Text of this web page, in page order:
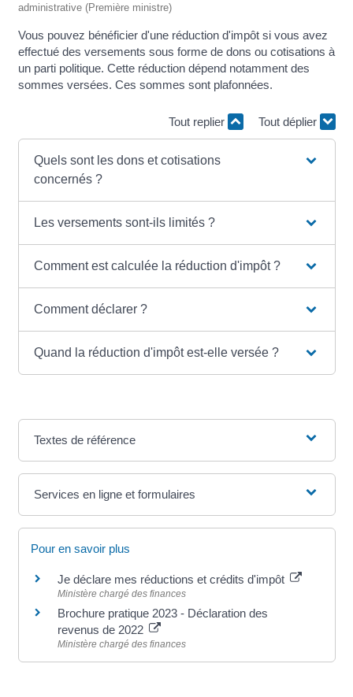
administrative (Première ministre)
Vous pouvez bénéficier d'une réduction d'impôt si vous avez
effectué des versements sous forme de dons ou cotisations à
un parti politique. Cette réduction dépend notamment des
sommes versées. Ces sommes sont plafonnées.
Tout replier Tout déplier
Quels sont les dons et cotisations
concernés ?
Les versements sont-ils limités ?
Comment est calculée la réduction d'impôt ?
Comment déclarer ?
Quand la réduction d'impôt est-elle versée ?
Textes de référence
Services en ligne et formulaires
Pour en savoir plus
Je déclare mes réductions et crédits d'impôt
Ministère chargé des finances
Brochure pratique 2023 - Déclaration des
revenus de 2022
Ministère chargé des finances